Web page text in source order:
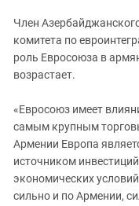
Член
комитета по
роль Евросоюза в
возрастает.
«Евросоюз имеет
самым крупным
Армении Европа
источником
экономических
сильно и по Армении,